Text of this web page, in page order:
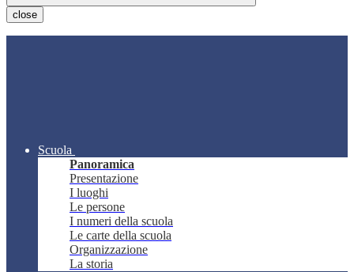
close
Scuola
Panoramica
Presentazione
I luoghi
Le persone
I numeri della scuola
Le carte della scuola
Organizzazione
La storia